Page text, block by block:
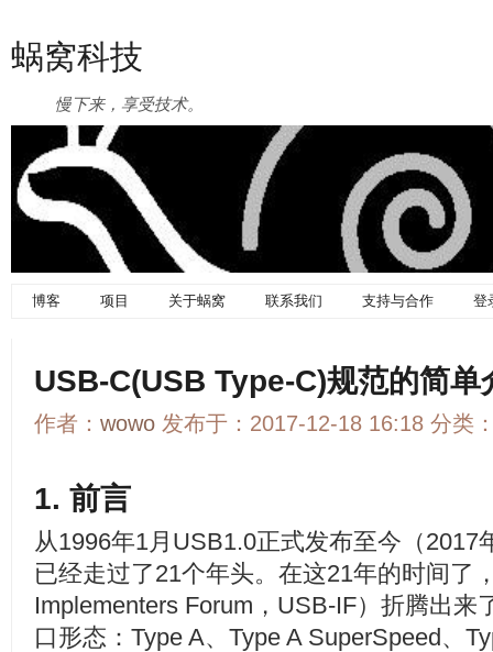
蜗窝科技
慢下来，享受技术。
博客 项目 关于蜗窝 联系我们 支持与合作 登
USB-C(USB Type-C)规范的简单
作者： wowo 发布于：2017-12-18 16:18 分类
1. 前言
从1996年1月USB1.0正式发布至今（2017
已经走过了21个年头。在这21年的时间了
Implementers Forum，USB-IF）折腾出来
口形态：Type A、Type A SuperSpeed、